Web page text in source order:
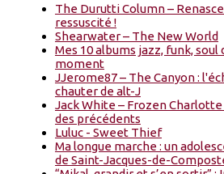
The Durutti Column –
ressuscité !
Shearwater – The New World
Mes 10 albums jazz, funk, soul
moment
JJerome87 – The Canyon :
chauter de alt-J
Jack White – Frozen Charlotte
des précédents
Luluc - Sweet Thief
Ma longue marche : un
de Saint-Jacques-de-